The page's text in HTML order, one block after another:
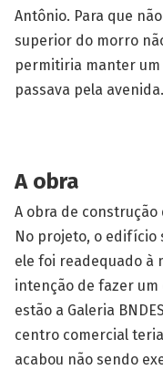
Antônio. Para que
superior do morro
permitiria manter
passava pela avenida.
A obra
A obra de construção
No projeto, o edifício
ele foi readequado à
intenção de fazer
estão a Galeria
centro comercial
acabou não sendo